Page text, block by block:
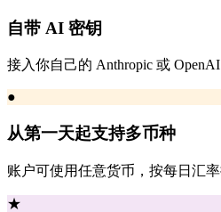
自带 AI 密钥
接入你自己的 Anthropic 或
●
从第一天起支持多币种
账户可使用任意货币，按每日汇
★